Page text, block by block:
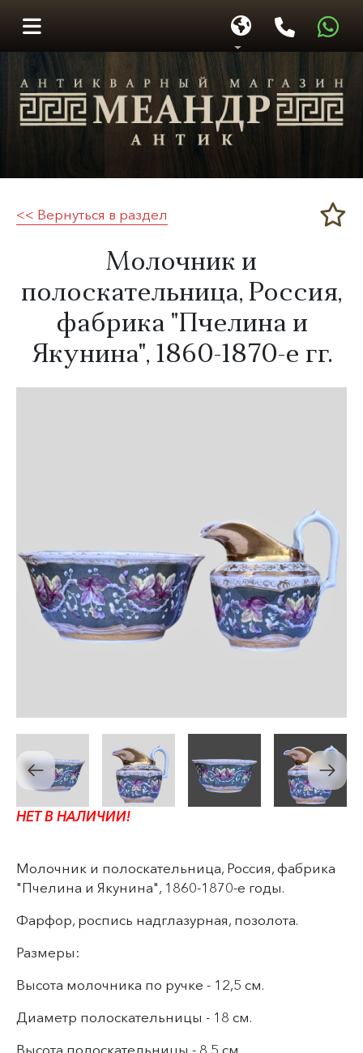
Меандр-Антик
<< Вернуться в раздел
​Молочник и
полоскательница, Россия,
фабрика "Пчелина и
Якунина", 1860-1870-е гг.
НЕТ В НАЛИЧИИ!
Молочник и полоскательница, Россия, фабрика
"Пчелина и Якунина", 1860-1870-е годы.
Фарфор, роспись надглазурная, позолота.
Размеры:
Высота молочника по ручке - 12,5 см.
Диаметр полоскательницы - 18 см.
Высота полоскательницы - 8,5 см.